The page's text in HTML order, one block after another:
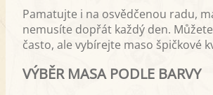
Pamatujte i na osvědčenou radu,
nemusíte dopřát každý den.
často, ale vybírejte maso špičkové
VÝBĚR MASA PODLE BARVY